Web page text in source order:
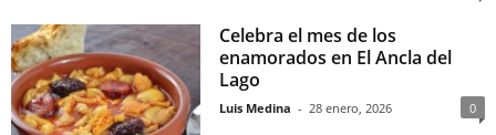
Celebra el mes de los
enamorados en El Ancla del
Lago
Luis Medina - 28 enero, 2026 0